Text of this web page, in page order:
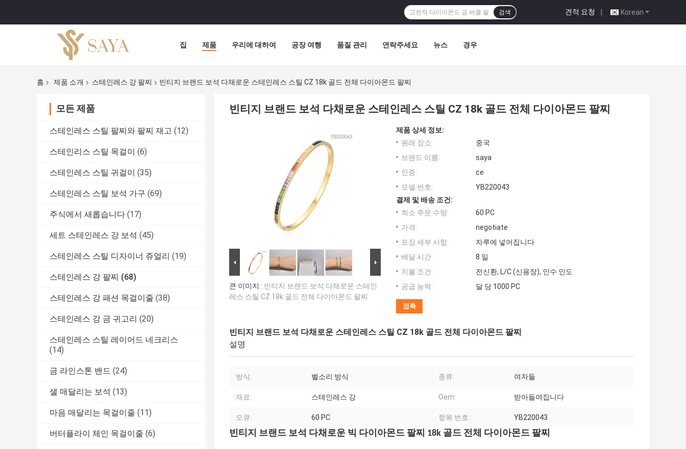
Korean
견적 요청 |
검색
집 제품 우리에 대하여 공장 여행 품질 관리 연락주세요 뉴스 경우
홈 제품 소개 스테인레스 강 팔찌 빈티지 브랜드 보석 다채로운 스테인레스 스틸 CZ 18k 골드 전체 다이아몬드 팔찌
모든 제품
스테인레스 스틸 팔찌와 팔찌 재고 (12)
스테인리스 스틸 목걸이 (6)
스테인레스 스틸 귀걸이 (35)
스테인레스 스틸 보석 가구 (69)
주식에서 새롭습니다 (17)
세트 스테인레스 강 보석 (45)
스테인레스 스틸 디자이너 쥬얼리 (19)
스테인레스 강 팔찌 (68)
스테인레스 강 패션 목걸이줄 (38)
스테인레스 강 금 귀고리 (20)
스테인레스 스틸 레이어드 네크리스
(14)
금 라인스톤 밴드 (24)
샐 매달리는 보석 (13)
마음 매달리는 목걸이줄 (11)
버터플라이 체인 목걸이줄 (6)
빈티지 브랜드 보석 다채로운 스테인레스 스틸 CZ 18k 골드 전체 다이아몬드 팔찌
큰 이미지 : 빈티지 브랜드 보석 다채로운 스테인
레스 스틸 CZ 18k 골드 전체 다이아몬드 팔찌
제품 상세 정보:
원래 장소:
중국
브랜드 이름:
saya
인증:
ce
모델 번호:
YB220043
결제 및 배송 조건:
최소 주문 수량:
60 PC
가격:
negotiate
포장 세부 사항:
자루에 넣어집니다
배달 시간:
8 일
지불 조건:
전신환, L/C (신용장), 인수 인도
공급 능력:
달 당 1000 PC
접촉
빈티지 브랜드 보석 다채로운 스테인레스 스틸 CZ 18k 골드 전체 다이아몬드 팔찌
설명
방식: 벨소리 방식 종류: 여자들
재료: 스테인레스 강 Oem: 받아들여집니다
모큐: 60 PC 항목 번호.: YB220043
빈티지 브랜드 보석 다채로운 빅 다이아몬드 팔찌 18k 골드 전체 다이아몬드 팔찌